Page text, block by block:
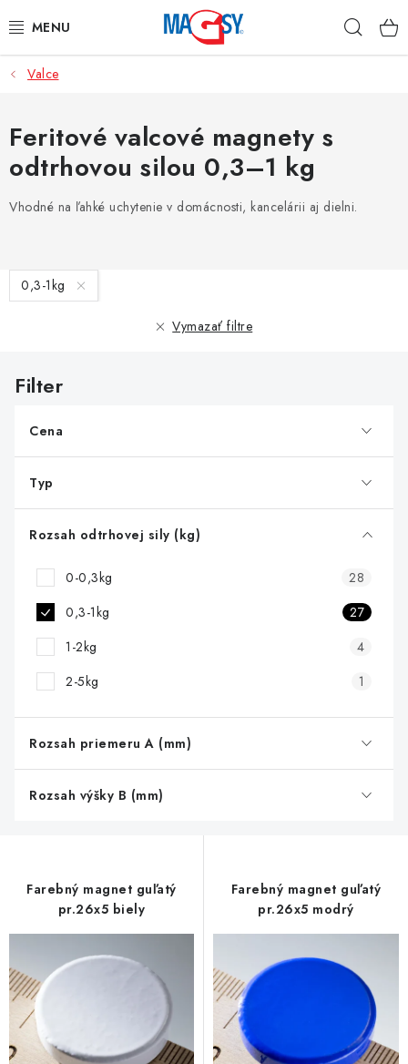
na
HLAVNÉ KATEGÓRIE
MAGNETICKÉ POMÔCKY
PRIEMYSELNÉ MAGNETY
OSTATNÉ MAGNETY
NEREZOVÉ MATERIÁLY
Obchodné podmienky
Ochrana osobných údajov
Valce
Feritové valcové magnety s
odtrhovou silou 0,3–1 kg
Vhodné na ľahké uchytenie v domácnosti, kancelárii aj dielni.
V
ý
s
o
u
0,3-1kg
Vymazať filtre
Cena
Typ
Rozsah odtrhovej sily (kg)
0-0,3kg
28
0,3-1kg
27
1-2kg
4
2-5kg
1
Rozsah priemeru A (mm)
Rozsah výšky B (mm)
Farebný magnet guľatý
pr.26x5 biely
Farebný magnet guľatý
pr.26x5 modrý